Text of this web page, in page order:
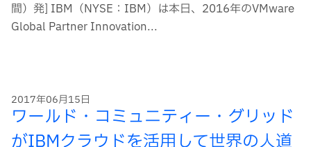
間）発] IBM（NYSE：IBM）は本日、2016年のVMware
Global Partner Innovation...
2017年06月15日
ワールド・コミュニティー・グリッド